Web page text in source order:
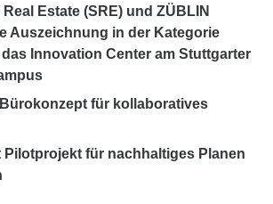
Estate (SRE) und ZÜBLIN
Auszeichnung in der Kategorie
Innovation Center am Stuttgarter
für kollaboratives
Pilotprojekt für nachhaltiges Planen